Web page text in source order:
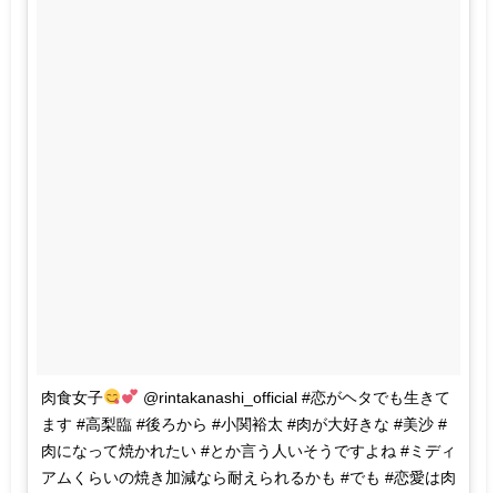
肉食女子
@rintakanashi_official #恋がヘタでも生きて
ます #高梨臨 #後ろから #小関裕太 #肉が大好きな #美沙 #
肉になって焼かれたい #とか言う人いそうですよね #ミディ
アムくらいの焼き加減なら耐えられるかも #でも #恋愛は肉